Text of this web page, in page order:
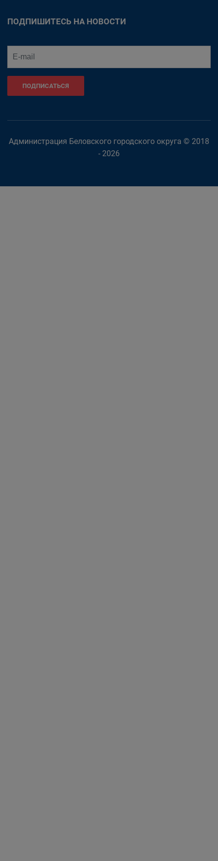
ПОДПИШИТЕСЬ НА НОВОСТИ
ПОДПИСАТЬСЯ
Администрация Беловского городского округа © 2018
- 2026